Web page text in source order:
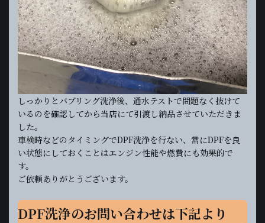
しっかりとバブリング洗浄後、通水テストで問題なく抜けて
いるのを確認してから当店にて引渡し納品させていただきま
した。
車検時などのタイミングでDPF洗浄を行ない、常にDPFを良
い状態にしておくことはエンジン性能や燃費にも効果的で
す。
ご依頼ありがとうございます。
DPF洗浄のお問い合わせは下記より